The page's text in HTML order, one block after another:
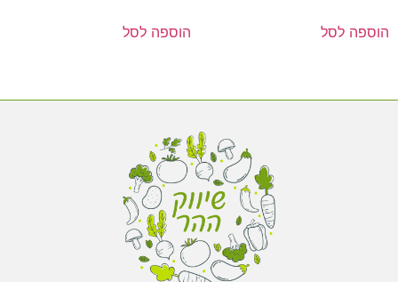
הוספה לסל הוספה לסל